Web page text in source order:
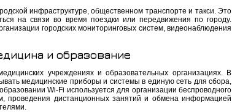
инфраструктуре, общественном транспорте и такси. Это
на связи во время поездки или передвижения по городу.
городских мониторинговых систем, видеонаблюдения
и образование
учреждениях и образовательных организациях. В
медицинские приборы и системы в единую сеть для сбора,
Wi-Fi используется для организации беспроводного
проведения дистанционных занятий и обмена информацией